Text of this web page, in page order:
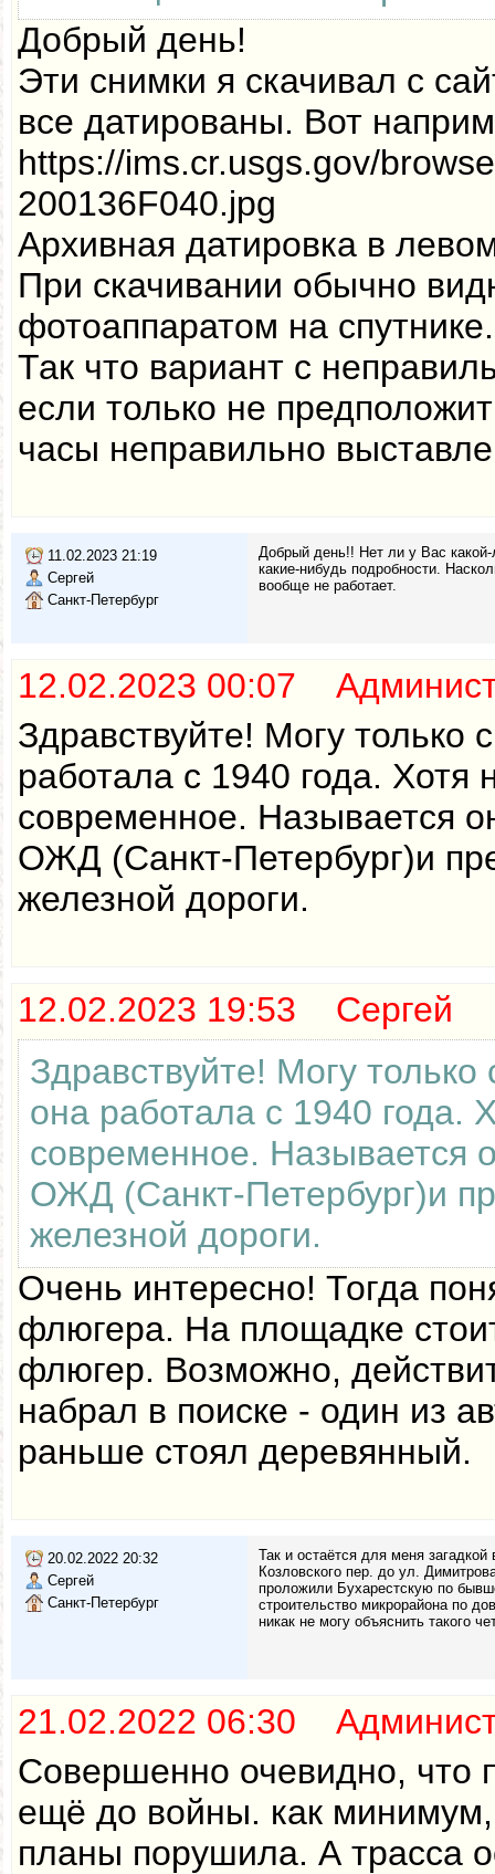
Добрый день!
Эти снимки я скачивал с
все датированы. Вот
https://ims.cr.usgs.gov/
200136F040.jpg
Архивная датировка в
При скачивании обычно
фотоаппаратом на спутнике.
Так что вариант с
если только не
часы неправильно
11.02.2023 21:19
Сергей
Санкт-Петербург
Добрый день!! Нет ли у Вас
какие-нибудь подробности.
вообще не работает.
12.02.2023 00:07
Здравствуйте! Могу только
работала с 1940 года.
современное. Называется
ОЖД (Санкт-Петербург)и
железной дороги.
12.02.2023 19:53 Сергей
Здравствуйте! Могу
она работала с 1940 года.
современное. Называется
ОЖД (Санкт-Петербург)и
железной дороги.
Очень интересно! Тогда
флюгера. На площадке
флюгер. Возможно,
набрал в поиске - один из
раньше стоял деревянный.
20.02.2022 20:32
Сергей
Санкт-Петербург
Так и остаётся для меня
Козловского пер. до ул.
проложили Бухарестскую по
строительство микрорайона по
никак не могу объяснить такого
21.02.2022 06:30
Совершенно очевидно, что
ещё до войны. как минимум,
планы порушила. А трасса